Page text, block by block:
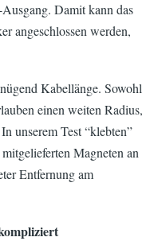
Damit kann das
angeschlossen werden,
Kabellänge. Sowohl
einen weiten Radius,
unserem Test “klebten”
Magneten an
Entfernung am